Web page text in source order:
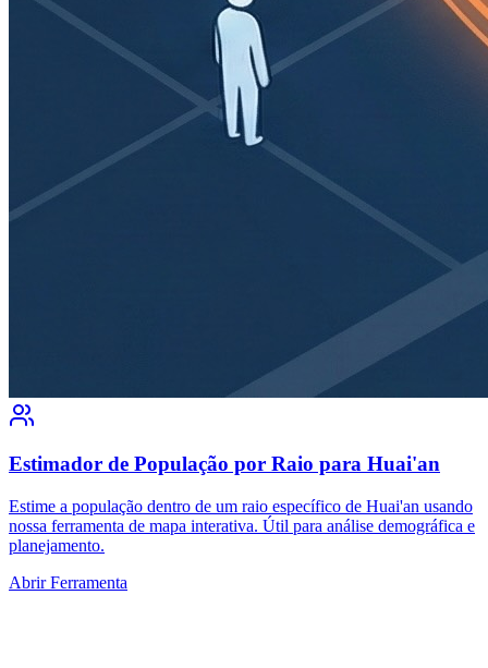
Estimador de População por Raio para Huai'an
Estime a população dentro de um raio específico de Huai'an usando
nossa ferramenta de mapa interativa. Útil para análise demográfica e
planejamento.
Abrir Ferramenta